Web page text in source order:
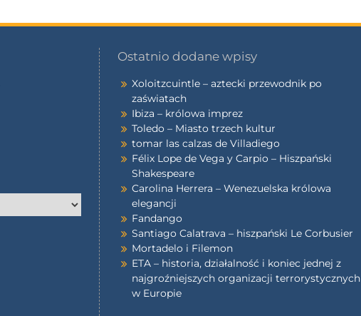
Ostatnio dodane wpisy
Xoloitzcuintle – aztecki przewodnik po
zaświatach
Ibiza – królowa imprez
Toledo – Miasto trzech kultur
tomar las calzas de Villadiego
Félix Lope de Vega y Carpio – Hiszpański
Shakespeare
Carolina Herrera – Wenezuelska królowa
elegancji
Fandango
Santiago Calatrava – hiszpański Le Corbusier
Mortadelo i Filemon
ETA – historia, działalność i koniec jednej z
najgroźniejszych organizacji terrorystycznych
w Europie